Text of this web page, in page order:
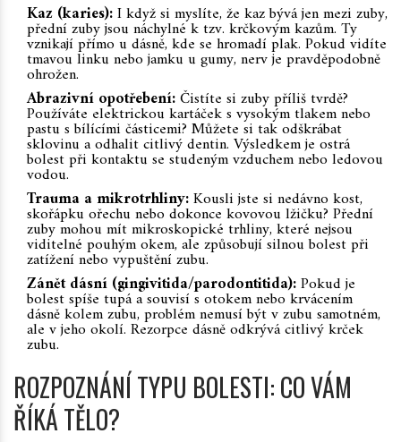
Kaz (karies):I když si myslíte, že kaz bývá jen mezi zuby,
přední zuby jsou náchylné k tzv. krčkovým kazům. Ty
vznikají přímo u dásně, kde se hromadí plak. Pokud vidíte
tmavou linku nebo jamku u gumy, nerv je pravděpodobně
ohrožen.
Abrazivní opotřebení:Čistíte si zuby příliš tvrdě?
Používáte elektrickou kartáček s vysokým tlakem nebo
pastu s bílícími částicemi? Můžete si tak odškrábat
sklovinu a odhalit citlivý dentin. Výsledkem je ostrá
bolest při kontaktu se studeným vzduchem nebo ledovou
vodou.
Trauma a mikrotrhliny:Kousli jste si nedávno kost,
skořápku ořechu nebo dokonce kovovou lžičku? Přední
zuby mohou mít mikroskopické trhliny, které nejsou
viditelné pouhým okem, ale způsobují silnou bolest při
zatížení nebo vypuštění zubu.
Zánět dásní (gingivitida/parodontitida):Pokud je
bolest spíše tupá a souvisí s otokem nebo krvácením
dásně kolem zubu, problém nemusí být v zubu samotném,
ale v jeho okolí. Rezorpce dásně odkrývá citlivý krček
zubu.
ROZPOZNÁNÍ TYPU BOLESTI: CO VÁM
ŘÍKÁ TĚLO?